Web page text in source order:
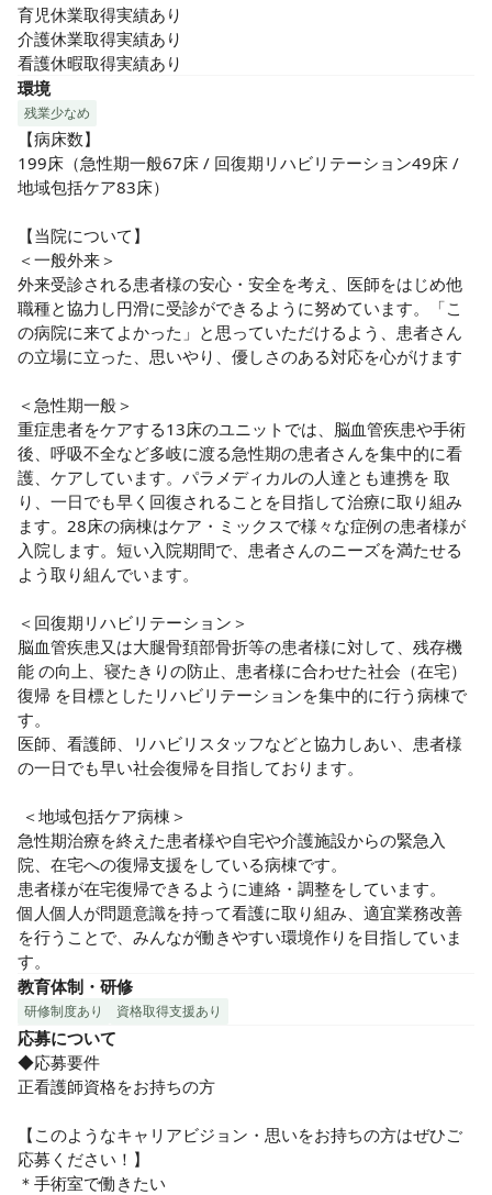
育児休業取得実績あり
介護休業取得実績あり
看護休暇取得実績あり
環境
残業少なめ
【病床数】
199床（急性期一般67床 / 回復期リハビリテーション49床 /
地域包括ケア83床）
【当院について】
＜一般外来＞
外来受診される患者様の安心・安全を考え、医師をはじめ他
職種と協力し円滑に受診ができるように努めています。「こ
の病院に来てよかった」と思っていただけるよう、患者さん
の立場に立った、思いやり、優しさのある対応を心がけます
＜急性期一般＞
重症患者をケアする13床のユニットでは、脳血管疾患や手術
後、呼吸不全など多岐に渡る急性期の患者さんを集中的に看
護、ケアしています。パラメディカルの人達とも連携を 取
り、一日でも早く回復されることを目指して治療に取り組み
ます。28床の病棟はケア・ミックスで様々な症例の患者様が
入院します。短い入院期間で、患者さんのニーズを満たせる
よう取り組んでいます。
＜回復期リハビリテーション＞
脳血管疾患又は大腿骨頚部骨折等の患者様に対して、残存機
能 の向上、寝たきりの防止、患者様に合わせた社会（在宅）
復帰 を目標としたリハビリテーションを集中的に行う病棟で
す。
医師、看護師、リハビリスタッフなどと協力しあい、患者様
の一日でも早い社会復帰を目指しております。
急性期治療を終えた患者様や自宅や介護施設からの緊急入
院、在宅への復帰支援をしている病棟です。
患者様が在宅復帰できるように連絡・調整をしています。
個人個人が問題意識を持って看護に取り組み、適宜業務改善
を行うことで、みんなが働きやすい環境作りを目指していま
す。
教育体制・研修
研修制度あり 資格取得支援あり
応募について
◆応募要件
正看護師資格をお持ちの方
【このようなキャリアビジョン・思いをお持ちの方はぜひご
応募ください！】
＊手術室で働きたい